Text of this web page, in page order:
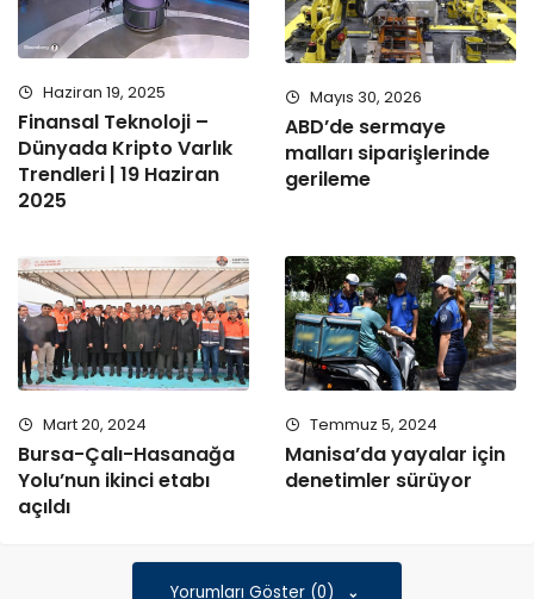
Haziran 19, 2025
Finansal Teknoloji –
Dünyada Kripto Varlık
Trendleri | 19 Haziran
2025
Mayıs 30, 2026
ABD’de sermaye
malları siparişlerinde
gerileme
Mart 20, 2024
Bursa-Çalı-Hasanağa
Yolu’nun ikinci etabı
açıldı
Temmuz 5, 2024
Manisa’da yayalar için
denetimler sürüyor
Yorumları Göster (0)